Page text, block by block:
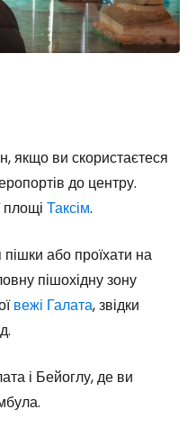
якщо ви скористаєтеся
до центру.
Таксім.
або проїхати на
пішохідну зону
вежі Галата, звідки
і Бейоглу, де ви